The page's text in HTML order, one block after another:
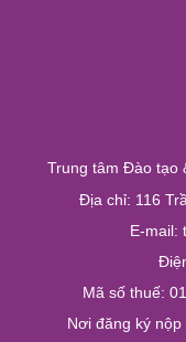
Trung tâm Đào tạo
Địa chỉ: 116
E-mail:
Mã số thuế:
Nơi đăng ký